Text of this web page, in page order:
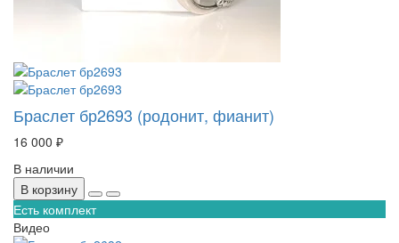
Браслет бр2693 (родонит, фианит)
16 000 ₽
В наличии
В корзину
Есть комплект
Видео